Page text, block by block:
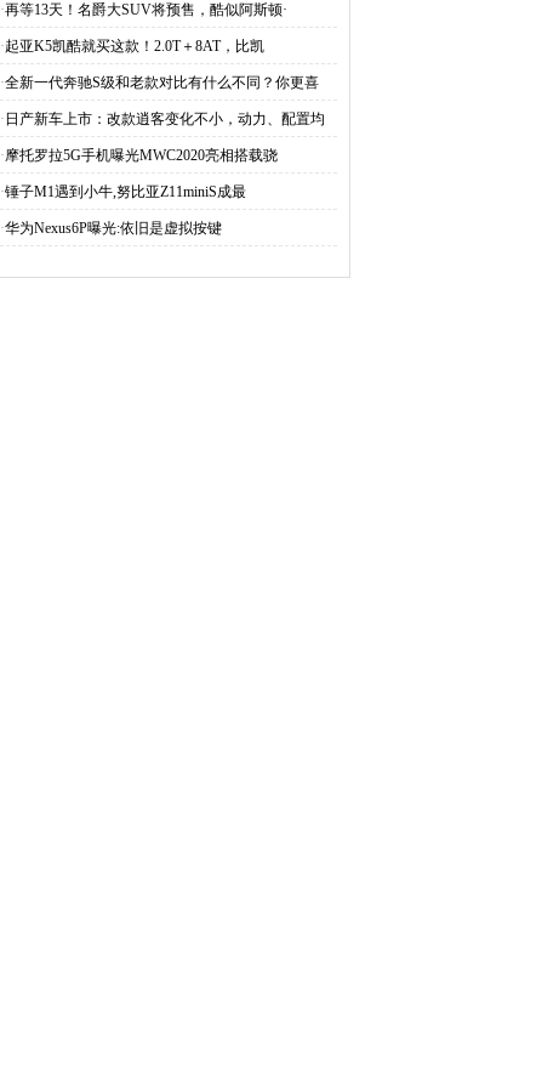
·再等13天！名爵大SUV将预售，酷似阿斯顿·
·起亚K5凯酷就买这款！2.0T＋8AT，比凯
·全新一代奔驰S级和老款对比有什么不同？你更喜
· 日产新车上市：改款逍客变化不小，动力、配置均
·摩托罗拉5G手机曝光MWC2020亮相搭载骁
·锤子M1遇到小牛,努比亚Z11miniS成最
·华为Nexus6P曝光:依旧是虚拟按键